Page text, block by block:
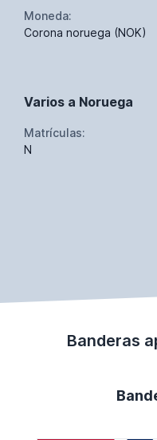
Moneda:
Corona noruega (NOK)
Varios a Noruega
Matrículas:
N
Banderas